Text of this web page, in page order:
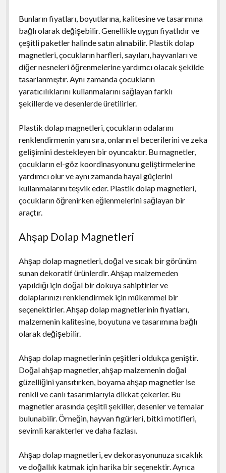
Bunların fiyatları, boyutlarına, kalitesine ve tasarımına
bağlı olarak değişebilir. Genellikle uygun fiyatlıdır ve
çeşitli paketler halinde satın alınabilir. Plastik dolap
magnetleri, çocukların harfleri, sayıları, hayvanları ve
diğer nesneleri öğrenmelerine yardımcı olacak şekilde
tasarlanmıştır. Aynı zamanda çocukların
yaratıcılıklarını kullanmalarını sağlayan farklı
şekillerde ve desenlerde üretilirler.
Plastik dolap magnetleri, çocukların odalarını
renklendirmenin yanı sıra, onların el becerilerini ve zeka
gelişimini destekleyen bir oyuncaktır. Bu magnetler,
çocukların el-göz koordinasyonunu geliştirmelerine
yardımcı olur ve aynı zamanda hayal güçlerini
kullanmalarını teşvik eder. Plastik dolap magnetleri,
çocukların öğrenirken eğlenmelerini sağlayan bir
araçtır.
Ahşap Dolap Magnetleri
Ahşap dolap magnetleri, doğal ve sıcak bir görünüm
sunan dekoratif ürünlerdir. Ahşap malzemeden
yapıldığı için doğal bir dokuya sahiptirler ve
dolaplarınızı renklendirmek için mükemmel bir
seçenektirler. Ahşap dolap magnetlerinin fiyatları,
malzemenin kalitesine, boyutuna ve tasarımına bağlı
olarak değişebilir.
Ahşap dolap magnetlerinin çeşitleri oldukça geniştir.
Doğal ahşap magnetler, ahşap malzemenin doğal
güzelliğini yansıtırken, boyama ahşap magnetler ise
renkli ve canlı tasarımlarıyla dikkat çekerler. Bu
magnetler arasında çeşitli şekiller, desenler ve temalar
bulunabilir. Örneğin, hayvan figürleri, bitki motifleri,
sevimli karakterler ve daha fazlası.
Ahşap dolap magnetleri, ev dekorasyonunuza sıcaklık
ve doğallık katmak için harika bir seçenektir. Ayrıca